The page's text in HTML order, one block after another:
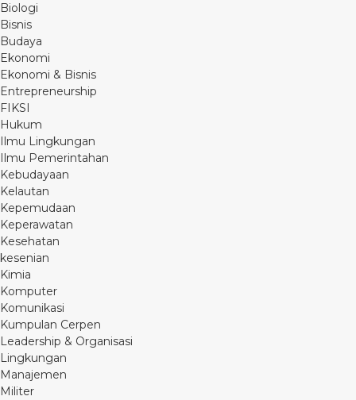
Biologi
Bisnis
Budaya
Ekonomi
Ekonomi & Bisnis
Entrepreneurship
FIKSI
Hukum
Ilmu Lingkungan
Ilmu Pemerintahan
Kebudayaan
Kelautan
Kepemudaan
Keperawatan
Kesehatan
kesenian
Kimia
Komputer
Komunikasi
Kumpulan Cerpen
Leadership & Organisasi
Lingkungan
Manajemen
Militer